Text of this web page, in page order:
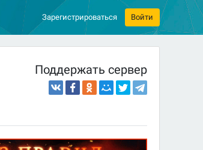
Зарегистрироваться Войти
Поддержать сервер